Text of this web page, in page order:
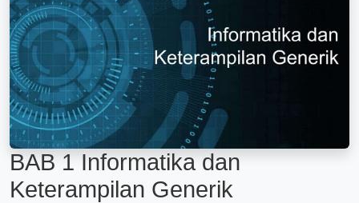
BAB 1 Informatika dan
Keterampilan Generik